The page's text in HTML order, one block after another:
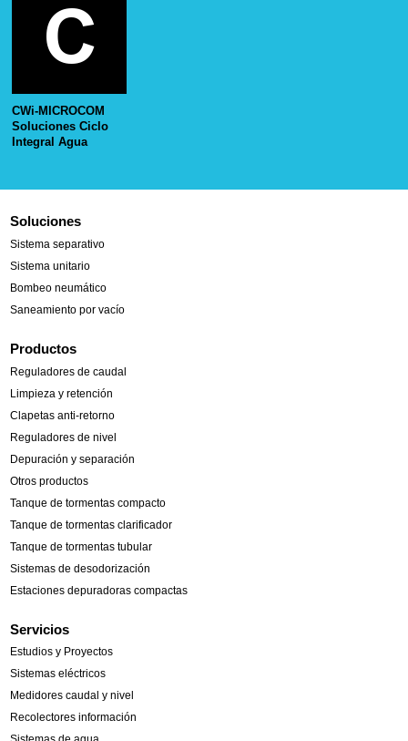
CWi-MICROCOM
Soluciones Ciclo
Integral Agua
Soluciones
Sistema separativo
Sistema unitario
Bombeo neumático
Saneamiento por vacío
Productos
Reguladores de caudal
Limpieza y retención
Clapetas anti-retorno
Reguladores de nivel
Depuración y separación
Otros productos
Tanque de tormentas compacto
Tanque de tormentas clarificador
Tanque de tormentas tubular
Sistemas de desodorización
Estaciones depuradoras compactas
Servicios
Estudios y Proyectos
Sistemas eléctricos
Medidores caudal y nivel
Recolectores información